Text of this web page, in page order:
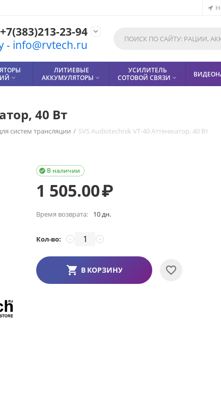
23-94
- info@rvtech.ru


ЛИТИЕВЫЕ
АККУМУЛЯТОРЫ 
УСИЛИТЕЛЬ
СОТОВОЙ СВЯЗИ 
40 Вт
систем трансляции / SVS Audiotechnik VT-40 Аттенюатор, 40 Вт
В наличии

1 505.00₽
Время возврата: 10 дн.
Кол-во: +
−
В КОРЗИНУ